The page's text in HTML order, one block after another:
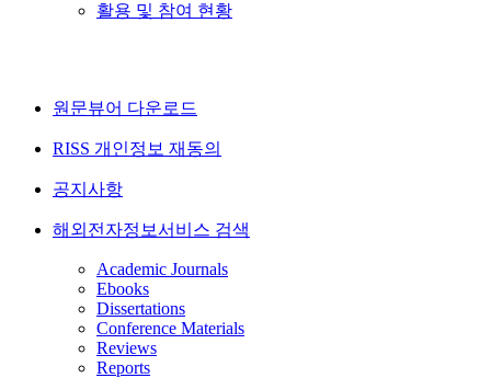
활용 및 참여 현황
원문뷰어 다운로드
RISS 개인정보 재동의
공지사항
해외전자정보서비스 검색
Academic Journals
Ebooks
Dissertations
Conference Materials
Reviews
Reports